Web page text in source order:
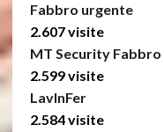
Fabbro urgente
2.607 visite
MT Security Fabbro
2.599 visite
LavInFer
2.584 visite